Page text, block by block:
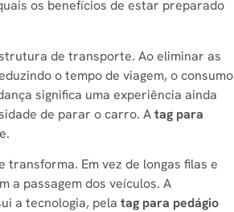
os benefícios de estar preparado
de transporte. Ao eliminar as
o tempo de viagem, o consumo
significa uma experiência ainda
de parar o carro. Atag para
transforma. Em vez de longas filas e
a passagem dos veículos. A
a tecnologia, pela tag para pedágio